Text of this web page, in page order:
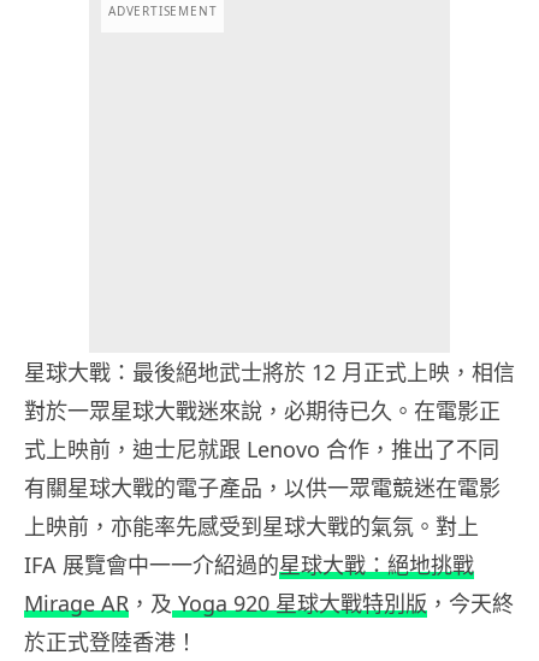
ADVERTISEMENT
星球大戰：最後絕地武士將於 12 月正式上映，相信
對於一眾星球大戰迷來說，必期待已久。在電影正
式上映前，迪士尼就跟 Lenovo 合作，推出了不同
有關星球大戰的電子產品，以供一眾電競迷在電影
上映前，亦能率先感受到星球大戰的氣氛。對上
IFA 展覽會中一一介紹過的星球大戰：絕地挑戰
Mirage AR ，及Yoga 920 星球大戰特別版 ，今天終
於正式登陸香港！